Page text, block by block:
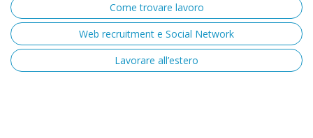
Come trovare lavoro
Web recruitment e Social Network
Lavorare all’estero